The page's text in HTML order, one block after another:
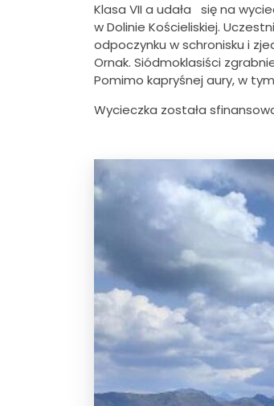
Klasa VII a udała się na
w Dolinie Kościeliskiej.
odpoczynku w schronisku i
Ornak. Siódmoklasiści
Pomimo kapryśnej aury, w
Wycieczka została